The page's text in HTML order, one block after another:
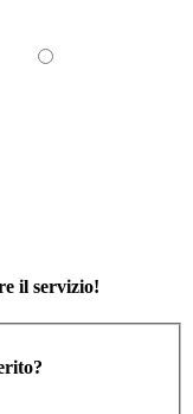
il servizio!